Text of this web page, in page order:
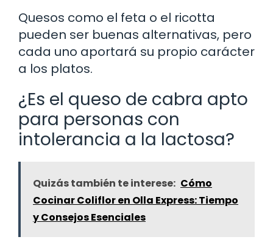
Quesos como el feta o el ricotta
pueden ser buenas alternativas, pero
cada uno aportará su propio carácter
a los platos.
¿Es el queso de cabra apto
para personas con
intolerancia a la lactosa?
Quizás también te interese: Cómo
Cocinar Coliflor en Olla Express: Tiempo
y Consejos Esenciales